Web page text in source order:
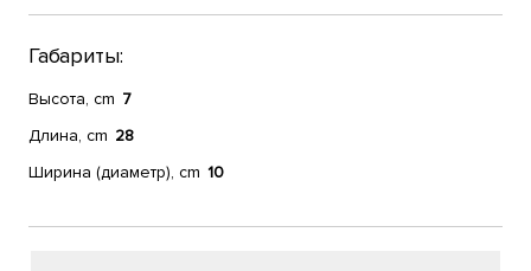
Габариты:
Высота, cm 7
Длина, cm 28
Ширина (диаметр), cm 10